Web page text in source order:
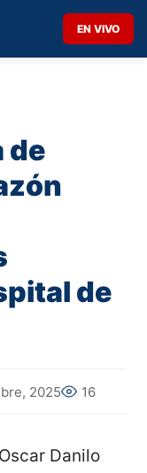
EN VIVO
de
de
2025 16
Danilo